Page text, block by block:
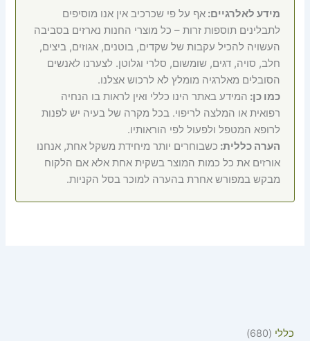
כללי
680
מידע לאלרגיים:אף על פי שכרכיב אין אנו מוסיפים
לתבלינים תוספות זרות – כל מוצרי החנות נארזים בסביבה
העשויה להכיל עקבות של שקדים, בוטנים, אגוזים, ביצים,
חלב, סויה, דגים, שומשום, סלרי וגלוטן. לצערנו לאנשים
הסובלים מאלרגיה מומלץ לא לרכוש אצלנו.
כמו כן: המידע באתר הינו כללי ואין לראות בו הנחיה
רפואית או המלצה לריפוי. בכל מקרה של בעיה יש לפנות
לרופא המטפל ולפעול לפי הוראותיו.
הערה כללית: כשבוחרים יותר מיחידת משקל אחת, אנחנו
אורזים את כל כמות המוצר בשקית אחת אלא אם הלקוח
מבקש במפורש אחרת בהערה למוכר בסל הקניות.